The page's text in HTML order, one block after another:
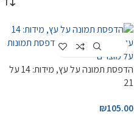
Customize
הדפסת תמונה על עץ, מידות: 14 על
21
₪105.00